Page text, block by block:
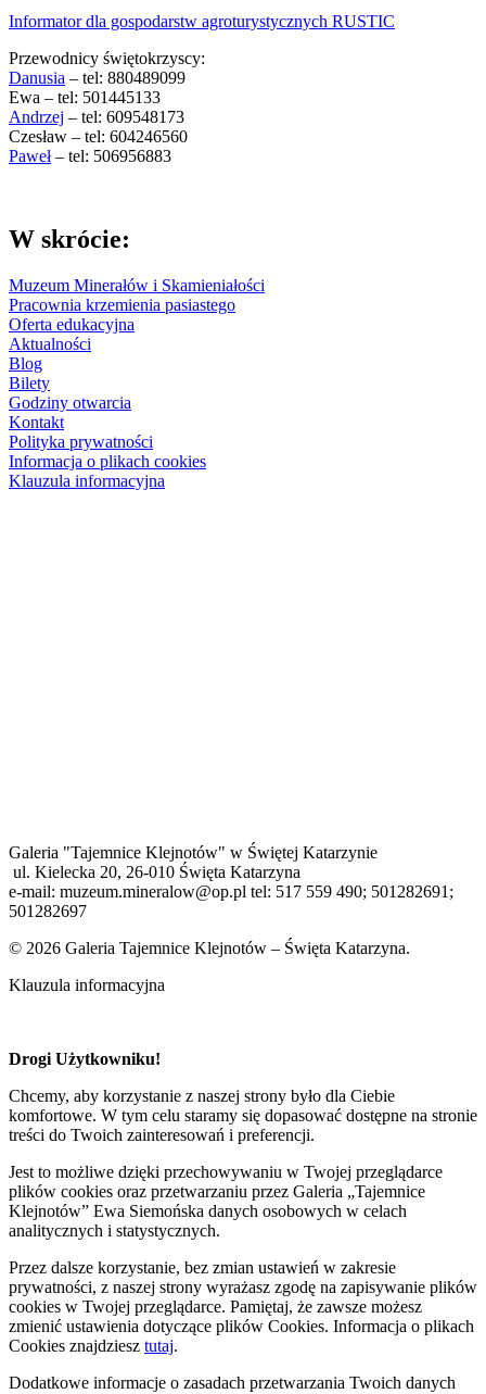
Informator dla gospodarstw agroturystycznych RUSTIC
Przewodnicy świętokrzyscy:
Danusia – tel: 880489099
Ewa – tel: 501445133
Andrzej – tel: 609548173
Czesław – tel: 604246560
Paweł– tel: 506956883
W skrócie:
Muzeum Minerałów i Skamieniałości
Pracownia krzemienia pasiastego
Oferta edukacyjna
Aktualności
Blog
Bilety
Godziny otwarcia
Kontakt
Polityka prywatności
Informacja o plikach cookies
Klauzula informacyjna
Galeria "Tajemnice Klejnotów" w Świętej Katarzynie
ul. Kielecka 20, 26-010 Święta Katarzyna
e-mail: muzeum.mineralow@op.pl tel: 517 559 490; 501282691;
501282697
© 2026 Galeria Tajemnice Klejnotów – Święta Katarzyna.
Klauzula informacyjna
Drogi Użytkowniku!
Chcemy, aby korzystanie z naszej strony było dla Ciebie
komfortowe. W tym celu staramy się dopasować dostępne na stronie
treści do Twoich zainteresowań i preferencji.
Jest to możliwe dzięki przechowywaniu w Twojej przeglądarce
plików cookies oraz przetwarzaniu przez Galeria „Tajemnice
Klejnotów” Ewa Siemońska danych osobowych w celach
analitycznych i statystycznych.
Przez dalsze korzystanie, bez zmian ustawień w zakresie
prywatności, z naszej strony wyrażasz zgodę na zapisywanie plików
cookies w Twojej przeglądarce. Pamiętaj, że zawsze możesz
zmienić ustawienia dotyczące plików Cookies. Informacja o plikach
Cookies znajdziesz tutaj.
Dodatkowe informacje o zasadach przetwarzania Twoich danych